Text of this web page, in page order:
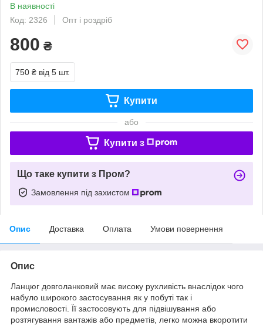
В наявності
Код: 2326
Опт і роздріб
800 ₴
750 ₴ від 5 шт.
Купити
або
Купити з
Що таке купити з Пром?
Замовлення під захистом
Опис Доставка Оплата Умови повернення
Опис
Ланцюг довголанковий має високу рухливість внаслідок чого
набуло широкого застосування як у побуті так і
промисловості. Її застосовують для підвішування або
розтягування вантажів або предметів, легко можна вкоротити